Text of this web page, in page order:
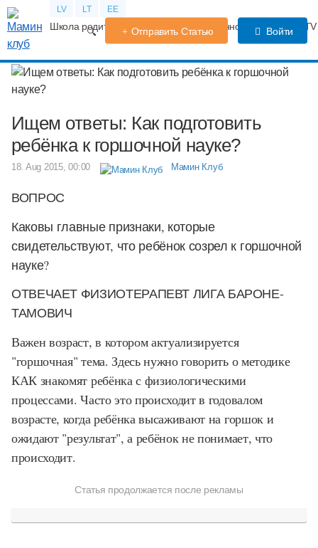
LV LT EE
Школа родителей Календарь беременности Форум
Отправить Статью Войти
Ищем ответы: Как подготовить
ребёнка к горшочной науке?
18. Aug 2015, 00:00 Мамин Клуб
ВОПРОС
Каковы главные признаки, которые
свидетельствуют, что ребёнок созрел к горшочной
науке?
ОТВЕЧАЕТ ФИЗИОТЕРАПЕВТ ЛИГА БАРОНЕ-
ТАМОВИЧ
Важен возраст, в котором актуализируется
"горшочная" тема. Здесь нужно говорить о методике
КАК знакомят ребёнка с физиологическими
процессами. Часто это происходит в годовалом
возрасте, когда ребёнка высаживают на горшок и
ожидают "результат", а ребёнок не понимает, что
происходит.
Статья продолжается после рекламы